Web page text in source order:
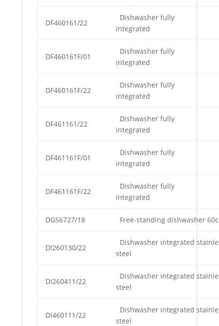
DF460161/22
Dishwasher fully
integrated
DF460161F/01
Dishwasher fully
integrated
DF460161F/22
Dishwasher fully
integrated
DF461161/22
Dishwasher fully
integrated
DF461161F/01
Dishwasher fully
integrated
DF461161F/22
Dishwasher fully
integrated
DGS6727/18 Free-standing dishwasher
DI260130/22
Dishwasher integrated
steel
DI260411/22
Dishwasher integrated
steel
DI460111/22
Dishwasher integrated
steel